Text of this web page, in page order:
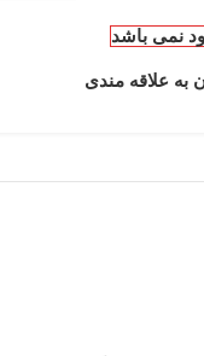
نمی باشد
به علاقه مندی